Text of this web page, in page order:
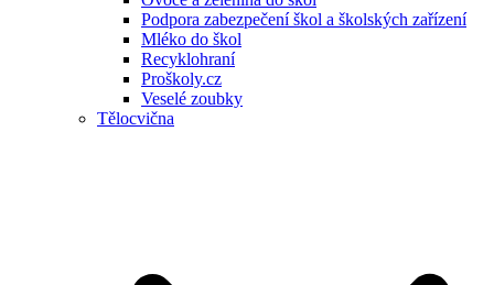
Podpora zabezpečení škol a školských zařízení
Mléko do škol
Recyklohraní
Proškoly.cz
Veselé zoubky
Tělocvična